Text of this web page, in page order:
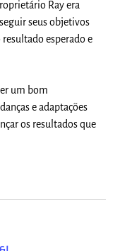
Ray era
seus objetivos
resultado esperado e
um bom
e adaptações
os resultados que